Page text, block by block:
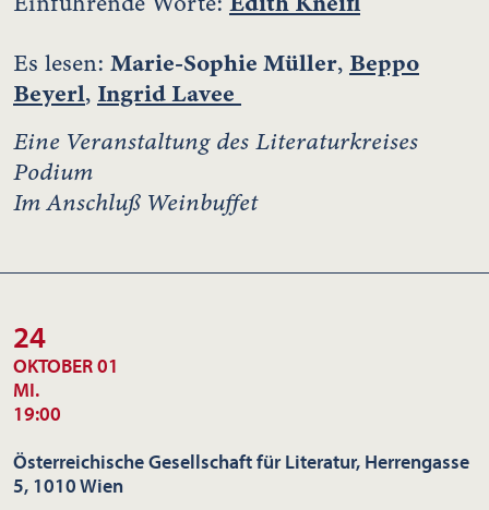
Es lesen: Marie-Sophie Müller, Beppo
Beyerl, Ingrid Lavee
Eine Veranstaltung des Literaturkreises
Podium
Im Anschluß Weinbuffet
24
OKTOBER 01
MI.
19:00
Österreichische Gesellschaft für Literatur, Herrengasse
5, 1010 Wien